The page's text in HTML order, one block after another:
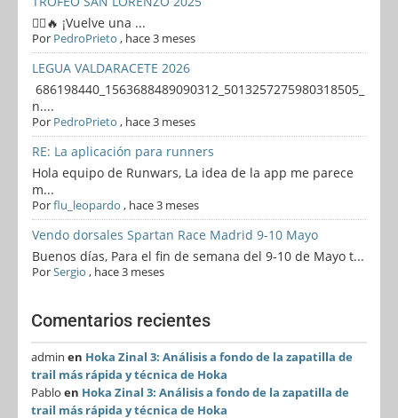
🏃‍♂️🔥 ¡Vuelve una ...
Por PedroPrieto , hace 3 meses
LEGUA VALDARACETE 2026
686198440_1563688489090312_5013257275980318505_
n....
Por PedroPrieto , hace 3 meses
RE: La aplicación para runners
Hola equipo de Runwars, La idea de la app me parece
m...
Porflu_leopardo , hace 3 meses
Vendo dorsales Spartan Race Madrid 9-10 Mayo
Buenos días, Para el fin de semana del 9-10 de Mayo t...
PorSergio , hace 3 meses
Comentarios recientes
admin en Hoka Zinal 3: Análisis a fondo de la zapatilla de
trail más rápida y técnica de Hoka
Pablo en Hoka Zinal 3: Análisis a fondo de la zapatilla de
trail más rápida y técnica de Hoka